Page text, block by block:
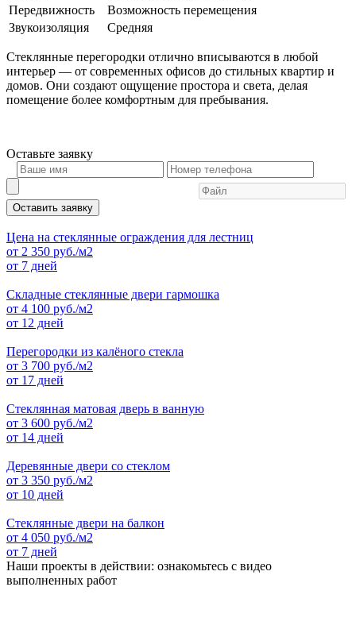
Передвижность
Возможность перемещения
Звукоизоляция
Средняя
Стеклянные перегородки отлично вписываются в любой
интерьер — от современных офисов до стильных квартир и
домов. Они создают ощущение простора и света, делая
помещение более комфортным для пребывания.
Оставьте заявку
Оставить заявку
Цена на стеклянные ограждения для лестниц
от 2 350 руб./м2
от 7 дней
Складные стеклянные двери гармошка
от 4 100 руб./м2
от 12 дней
Перегородки из калёного стекла
от 3 700 руб./м2
от 17 дней
Стеклянная матовая дверь в ванную
от 3 600 руб./м2
от 14 дней
Деревянные двери со стеклом
от 3 350 руб./м2
от 10 дней
Стеклянные двери на балкон
от 4 050 руб./м2
от 7 дней
Наши проекты в действии: ознакомьтесь с видео
выполненных работ